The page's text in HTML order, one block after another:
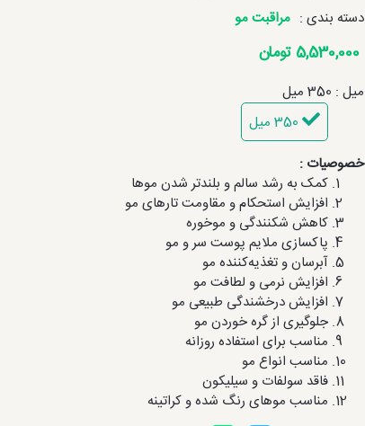
دسته بندی : مراقبت مو
5,530,000 تومان
میل : 350 میل
350 میل
خصوصیات :
کمک به رشد سالم و بلندتر شدن موها
افزایش استحکام و مقاومت تارهای مو
کاهش شکنندگی و موخوره
پاکسازی ملایم پوست سر و مو
آبرسان و تغذیه‌کننده مو
افزایش نرمی و لطافت مو
افزایش درخشندگی طبیعی مو
جلوگیری از گره خوردن مو
مناسب برای استفاده روزانه
مناسب انواع مو
فاقد سولفات و سیلیکون
مناسب موهای رنگ شده و کراتینه